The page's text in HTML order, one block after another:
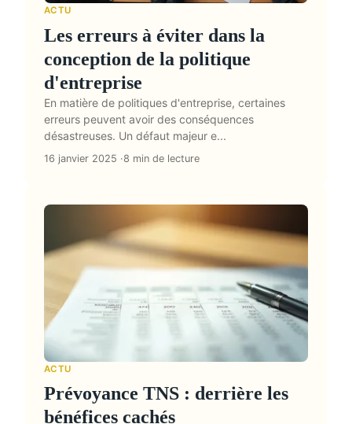
ACTU
Les erreurs à éviter dans la
conception de la politique
d'entreprise
En matière de politiques d'entreprise, certaines
erreurs peuvent avoir des conséquences
désastreuses. Un défaut majeur e...
16 janvier 2025 8 min de lecture
ACTU
Prévoyance TNS : derrière les
bénéfices cachés